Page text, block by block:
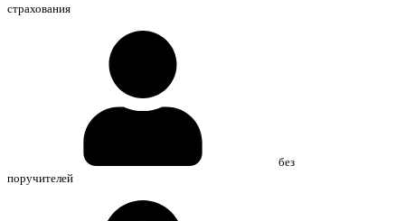
страхования
без
поручителей